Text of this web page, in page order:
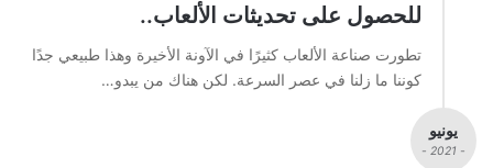
للحصول على تحديثات الألعاب..
تطورت صناعة الألعاب كثيرًا في الآونة الأخيرة وهذا طبيعي جدًا
كوننا ما زلنا في عصر السرعة. لكن هناك من يبدو…
يونيو
- 2021 -